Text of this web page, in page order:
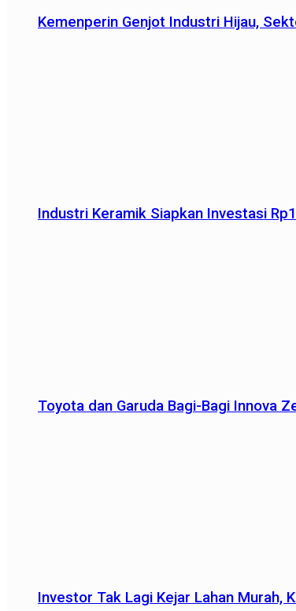
Kemenperin Genjot Industri Hijau,
Industri Keramik Siapkan Investasi
Toyota dan Garuda Bagi-Bagi Innova
Investor Tak Lagi Kejar Lahan Murah,